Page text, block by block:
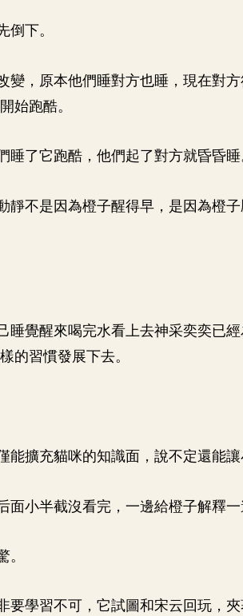
下。
變，原本他們睡對方也睡，現在對
始跑酷。
了它跑酷，他們起了對方就昏昏睡
靜不是因為橙子醒得早，是因為橙
睡覺醒來喝完水看上去神采奕奕已
的習慣發展下去。
擴充貓咪的知識面，說不定還能讓
小半截沒看完，一邊給橙子解釋一
要學習不可，它試圖和宋云回玩，